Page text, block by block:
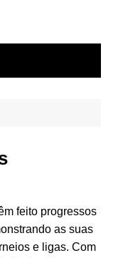
feito progressos
as suas
e ligas. Com